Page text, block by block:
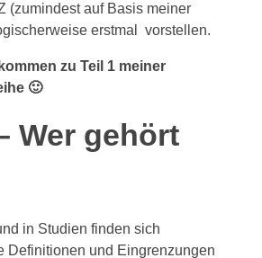
(zumindest auf Basis meiner
erstmal vorstellen.
zu Teil 1 meiner
🙂
Wer gehört
in Studien finden sich
Definitionen und Eingrenzungen